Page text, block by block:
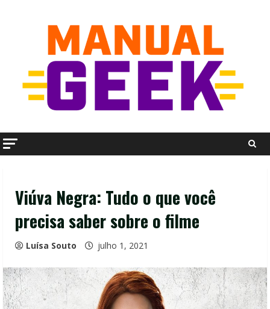
Viúva Negra: Tudo o que você
precisa saber sobre o filme
Luísa Souto julho 1, 2021